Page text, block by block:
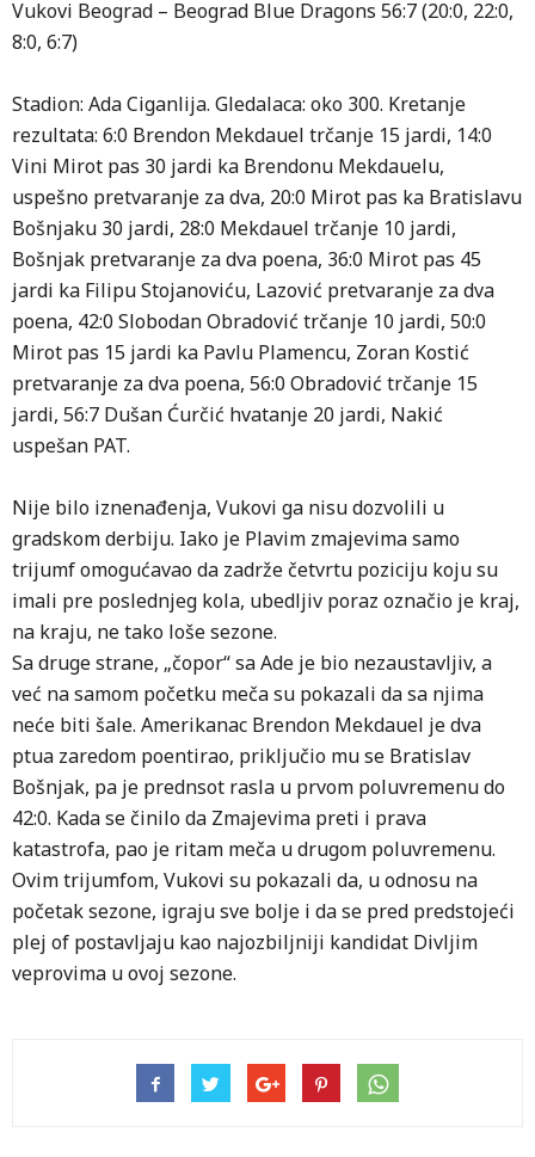
Vukovi Beograd – Beograd Bluе Dragons 56:7 (20:0, 22:0,
8:0, 6:7)
Stadion: Ada Ciganlija. Gledalaca: oko 300. Kretanje
rezultata: 6:0 Brendon Mekdauel trčanje 15 jardi, 14:0
Vini Mirot pas 30 jardi ka Brendonu Mekdauelu,
uspešno pretvaranje za dva, 20:0 Mirot pas ka Bratislavu
Bošnjaku 30 jardi, 28:0 Mekdauel trčanje 10 jardi,
Bošnjak pretvaranje za dva poena, 36:0 Mirot pas 45
jardi ka Filipu Stojanoviću, Lazović pretvaranje za dva
poena, 42:0 Slobodan Obradović trčanje 10 jardi, 50:0
Mirot pas 15 jardi ka Pavlu Plamencu, Zoran Kostić
pretvaranje za dva poena, 56:0 Obradović trčanje 15
jardi, 56:7 Dušan Ćurčić hvatanje 20 jardi, Nakić
uspešan PAT.
Nije bilo iznenađenja, Vukovi ga nisu dozvolili u
gradskom derbiju. Iako je Plavim zmajevima samo
trijumf omogućavao da zadrže četvrtu poziciju koju su
imali pre poslednjeg kola, ubedljiv poraz označio je kraj,
na kraju, ne tako loše sezone.
Sa druge strane, „čopor“ sa Ade je bio nezaustavljiv, a
već na samom početku meča su pokazali da sa njima
neće biti šale. Amerikanac Brendon Mekdauel je dva
ptua zaredom poentirao, priključio mu se Bratislav
Bošnjak, pa je prednsot rasla u prvom poluvremenu do
42:0. Kada se činilo da Zmajevima preti i prava
katastrofa, pao je ritam meča u drugom poluvremenu.
Ovim trijumfom, Vukovi su pokazali da, u odnosu na
početak sezone, igraju sve bolje i da se pred predstojeći
plej of postavljaju kao najozbiljniji kandidat Divljim
veprovima u ovoj sezone.